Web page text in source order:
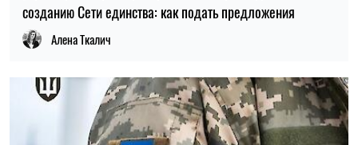
11:59, 07.08.2026
получить выплату на социально-бытовые вопросы
Ирина Де Люсто